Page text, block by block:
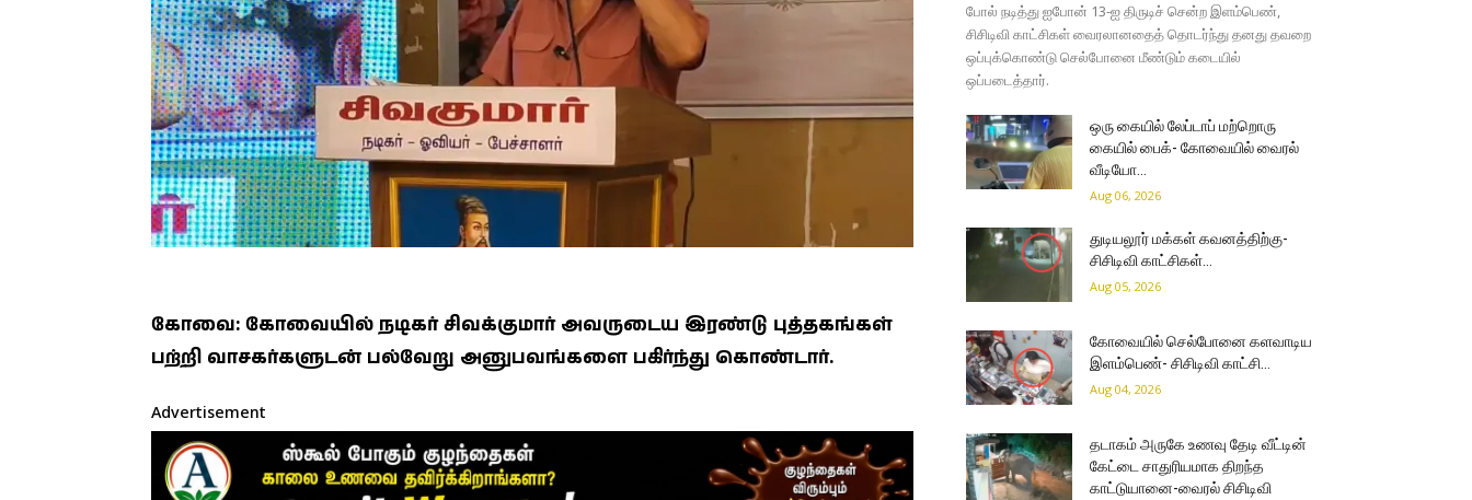
கோவை: கோவையில் நடிகர் சிவக்குமார் அவருடைய இரண்டு புத்தகங்கள்
பற்றி வாசகர்களுடன் பல்வேறு அனுபவங்களை பகிர்ந்து கொண்டார்.
Advertisement
போல் நடித்து ஐபோன் 13-ஐ திருடிச் சென்ற இளம்பெண்,
சிசிடிவி காட்சிகள் வைரலானதைத் தொடர்ந்து தனது தவறை
ஒப்புக்கொண்டு செல்போனை மீண்டும் கடையில்
ஒப்படைத்தார்.
ஒரு கையில் லேப்டாப் மற்றொரு
கையில் பைக்- கோவையில் வைரல்
வீடியோ…
Aug 06, 2026
துடியலூர் மக்கள் கவனத்திற்கு-
சிசிடிவி காட்சிகள்…
Aug 05, 2026
கோவையில் செல்போனை களவாடிய
இளம்பெண்- சிசிடிவி காட்சி…
Aug 04, 2026
தடாகம் அருகே உணவு தேடி வீட்டின்
கேட்டை சாதுரியமாக திறந்த
காட்டுயானை-வைரல் சிசிடிவி